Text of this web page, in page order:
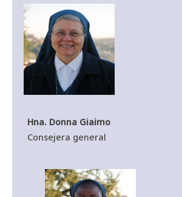
Hna. Donna Giaimo
Consejera general